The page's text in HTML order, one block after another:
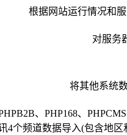
根据网站运行情况和
对服务
将其他系统
、PHP168、
4个频道数据导入(包含地